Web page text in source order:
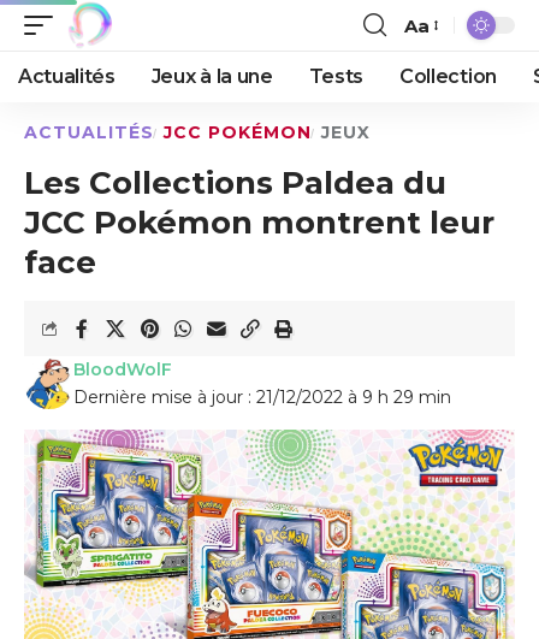
Aa
Actualités Jeux à la une Tests Collection
ACTUALITÉS JCC POKÉMON JEUX
Les Collections Paldea du
JCC Pokémon montrent leur
face
Dernière mise à jour : 21/12/2022 à 9 h 29 min
BloodWolF